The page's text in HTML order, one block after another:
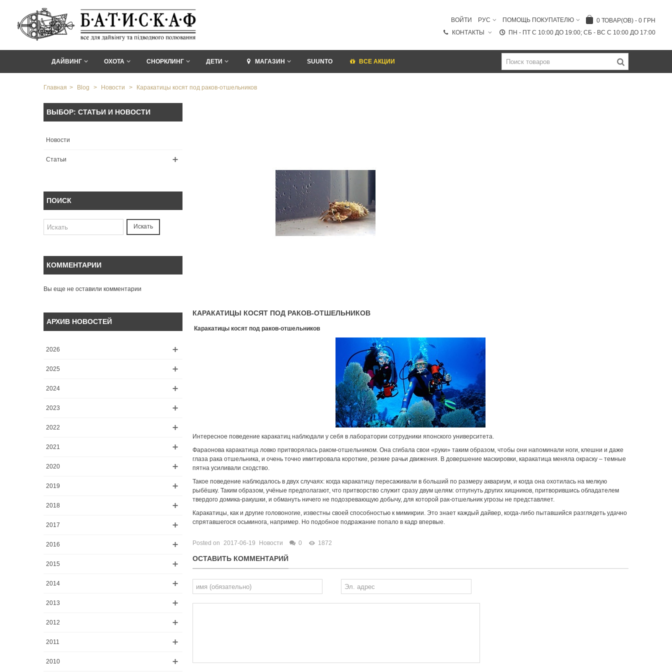
0 ТОВАР(ОВ) - 0 ГРН
ПОМОЩЬ ПОКУПАТЕЛЮ
РУС
ВОЙТИ
ПН - ПТ C 10:00 ДО 19:00; СБ - ВС С 10:00 ДО 17:00
КОНТАКТЫ
ДАЙВИНГ ОХОТА СНОРКЛИНГ ДЕТИ МАГАЗИН SUUNTO ВСЕ АКЦИИ
Главная > Blog > Новости > Каракатицы косят под раков-отшельников
ВЫБОР: СТАТЬИ И НОВОСТИ
Новости
Статьи
ПОИСК
Искать
КОММЕНТАРИИ
Вы еще не оставили комментарии
АРХИВ НОВОСТЕЙ
2026
2025
2024
2023
2022
2021
2020
2019
2018
2017
2016
2015
2014
2013
2012
2011
2010
КАРАКАТИЦЫ КОСЯТ ПОД РАКОВ-ОТШЕЛЬНИКОВ
Каракатицы косят под раков-отшельников
Интересное поведение каракатиц наблюдали у себя в лаборатории сотрудники японского университета.
Фараонова каракатица ловко притворялась раком-отшельником. Она сгибала свои «руки» таким образом, чтобы они напоминали ноги, клешни и даже
глаза рака отшельника, и очень точно имитировала короткие, резкие рачьи движения. В довершение маскировки, каракатица меняла окраску – темные
пятна усиливали сходство.
Такое поведение наблюдалось в двух случаях: когда каракатицу пересаживали в больший по размеру аквариум, и когда она охотилась на мелкую
рыбёшку. Таким образом, учёные предполагают, что притворство служит сразу двум целям: отпугнуть других хищников, притворившись обладателем
твердого домика-ракушки, и обмануть ничего не подозревающую добычу, для которой рак-отшельник угрозы не представляет.
Каракатицы, как и другие головоногие, известны своей способностью к мимикрии. Это знает каждый дайвер, когда-либо пытавшийся разглядеть удачно
спрятавшегося осьминога, например. Но подобное подражание попало в кадр впервые.
Posted on 2017-06-19 Новости 0 1872
ОСТАВИТЬ КОММЕНТАРИЙ